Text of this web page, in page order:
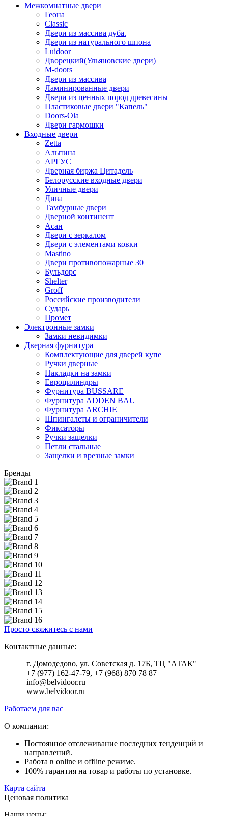
Межкомнатные двери
Геона
Classic
Двери из массива дуба.
Двери из натурального шпона
Luidoor
Дворецкий(Ульяновские двери)
M-doors
Двери из массива
Ламинированные двери
Двери из ценных пород древесины
Пластиковые двери "Капель"
Doors-Ola
Двери гармошки
Входные двери
Zetta
Альпина
АРГУС
Дверная биржа Цитадель
Белорусские входные двери
Уличные двери
Дива
Тамбурные двери
Дверной континент
Асан
Двери с зеркалом
Двери с элементами ковки
Mastino
Двери противопожарные 30
Бульдорс
Shelter
Groff
Российские производители
Сударь
Промет
Электронные замки
Замки невидимки
Дверная фурнитура
Комплектующие для дверей купе
Ручки дверные
Накладки на замки
Евроцилиндры
Фурнитура BUSSARE
Фурнитура ADDEN BAU
Фурнитура ARCHIE
Шпингалеты и ограничители
Фиксаторы
Ручки защелки
Петли стальные
Защелки и врезные замки
Бренды
Просто свяжитесь с нами
Контактные данные:
г. Домодедово, ул. Советская д. 17Б, ТЦ "АТАК"
+7 (977) 162-47-79, +7 (968) 870 78 87
info@belvidoor.ru
www.belvidoor.ru
Работаем для вас
О компании:
Постоянное отслеживание последних тенденций и
направлений.
Работа в online и offline режиме.
100% гарантия на товар и работы по установке.
Карта сайта
Ценовая политика